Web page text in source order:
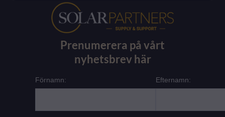
Prenumerera på vårt
nyhetsbrev här
Förnamn: Efternamn: